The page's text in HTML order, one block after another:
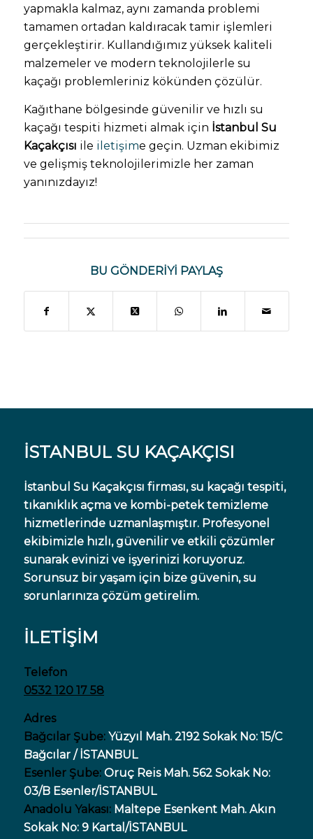
yapmakla kalmaz, aynı zamanda problemi
tamamen ortadan kaldıracak tamir işlemleri
gerçekleştirir. Kullandığımız yüksek kaliteli
malzemeler ve modern teknolojilerle su
kaçağı problemleriniz kökünden çözülür.
Kağıthane bölgesinde güvenilir ve hızlı su
kaçağı tespiti hizmeti almak için İstanbul Su
Kaçakçısı ile iletişime geçin. Uzman ekibimiz
ve gelişmiş teknolojilerimizle her zaman
yanınızdayız!
BU GÖNDERIYI PAYLAŞ
İSTANBUL SU KAÇAKÇISI
İstanbul Su Kaçakçısı firması, su kaçağı tespiti,
tıkanıklık açma ve kombi-petek temizleme
hizmetlerinde uzmanlaşmıştır. Profesyonel
ekibimizle hızlı, güvenilir ve etkili çözümler
sunarak evinizi ve işyerinizi koruyoruz.
Sorunsuz bir yaşam için bize güvenin, su
sorunlarınıza çözüm getirelim.
İLETİŞİM
Telefon
0532 120 17 58
Adres
Bağcılar Şube: Yüzyıl Mah. 2192 Sokak No: 15/C
Bağcılar / İSTANBUL
Esenler Şube: Oruç Reis Mah. 562 Sokak No:
03/B Esenler/İSTANBUL
Anadolu Yakası: Maltepe Esenkent Mah. Akın
Sokak No: 9 Kartal/İSTANBUL